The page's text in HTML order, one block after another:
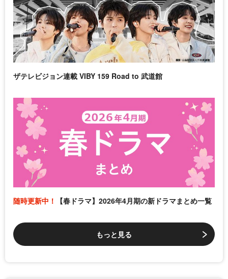
ザテレビジョン連載 VIBY 159 Road to 武道館
随時更新中！ 【春ドラマ】2026年4月期の新ドラマまとめ一覧
もっと見る